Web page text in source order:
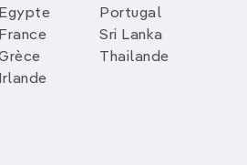
hôtels et Dakhla Explorer
la partie nord de la péninsule,
des bienfaits de
l’eau
Egypte
France
Irlande
Portugal
Sri Lanka
Thailande